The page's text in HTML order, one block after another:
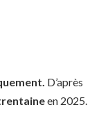
D’après
en 2025.